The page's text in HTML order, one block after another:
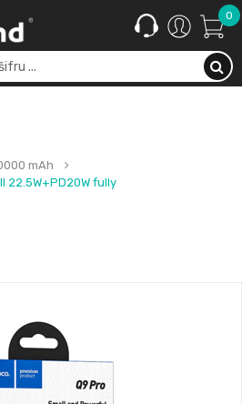
0
mAh
22.5W+PD20W fully